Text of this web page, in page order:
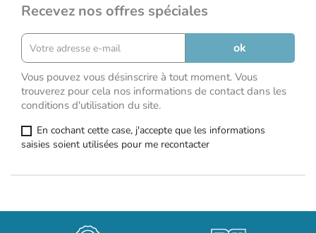
Recevez nos offres spéciales
Vous pouvez vous désinscrire à tout moment. Vous
trouverez pour cela nos informations de contact dans les
conditions d'utilisation du site.
En cochant cette case, j'accepte que les informations
saisies soient utilisées pour me recontacter